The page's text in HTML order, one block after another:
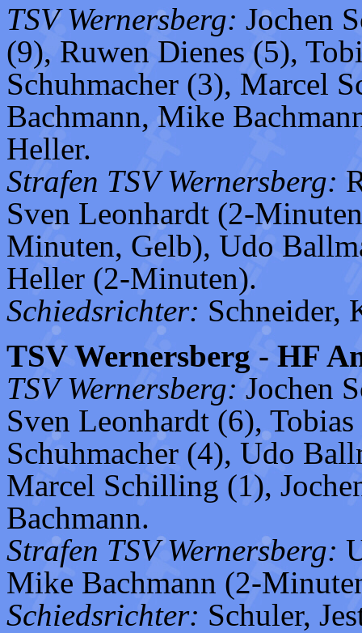
TSV Wernersberg: Jochen
(9), Ruwen Dienes (5),
Schuhmacher (3), Marcel
Bachmann, Mike
Heller.
Strafen TSV Wernersberg:
Sven Leonhardt (2-
Minuten, Gelb), Udo
Heller (2-Minuten).
Schiedsrichter: Schneider,
TSV Wernersberg - HF
TSV Wernersberg: Jochen
Sven Leonhardt (6),
Schuhmacher (4), Udo
Marcel Schilling (1),
Bachmann.
Strafen TSV Wernersberg:
Mike Bachmann (2-
Schiedsrichter: Schuler,